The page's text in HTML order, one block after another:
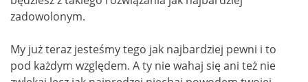
zadowolonym.
My już teraz jesteśmy tego jak najbardziej pewni i to
pod każdym względem. A ty nie wahaj się ani też nie